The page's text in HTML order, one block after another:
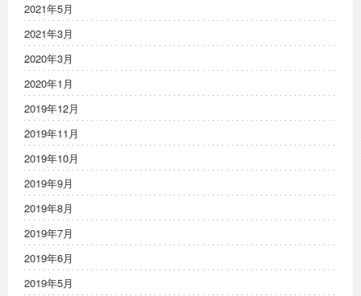
2021年5月
2021年3月
2020年3月
2020年1月
2019年12月
2019年11月
2019年10月
2019年9月
2019年8月
2019年7月
2019年6月
2019年5月